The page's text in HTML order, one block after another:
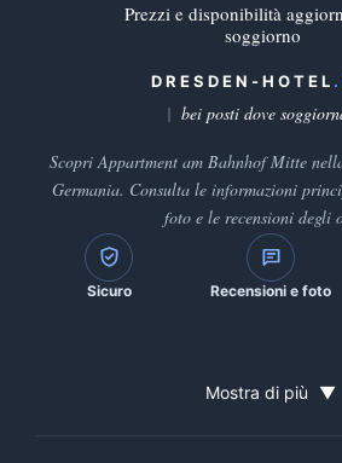
Prezzi e disponibilità
soggiorno
DRESDEN-HOTEL
bei posti dove
Scopri Appartment am Bahnhof Mitte
Germania. Consulta le informazioni
foto e le recensioni degli
Sicuro Recensioni e foto
Mostra di più ▼